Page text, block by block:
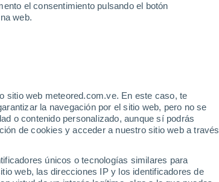
el consentimiento pulsando el botón
web.
sitio web meteored.com.ve. En este caso, te
la navegación por el sitio web, pero no se
o contenido personalizado, aunque sí podrás
de cookies y acceder a nuestro sitio web a través
únicos o tecnologías similares para
web, las direcciones IP y los identificadores de
19°
Duaca
31°
22°